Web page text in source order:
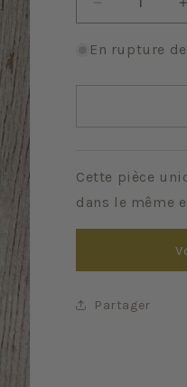
Réduire
la
quantité
Nobilis
En rupture
Cette pièce
dans le même
Partager